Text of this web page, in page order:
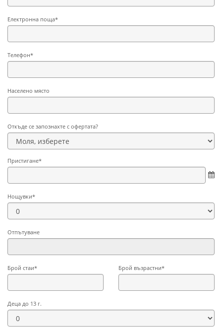
Електронна поща*
Телефон*
Населено място
Откъде се запознахте с офертата?
Пристигане*
Нощувки*
Отпътуване
Брой стаи* Брой възрастни*
Деца до 13 г.